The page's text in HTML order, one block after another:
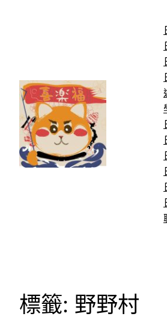
標籤: 野野村